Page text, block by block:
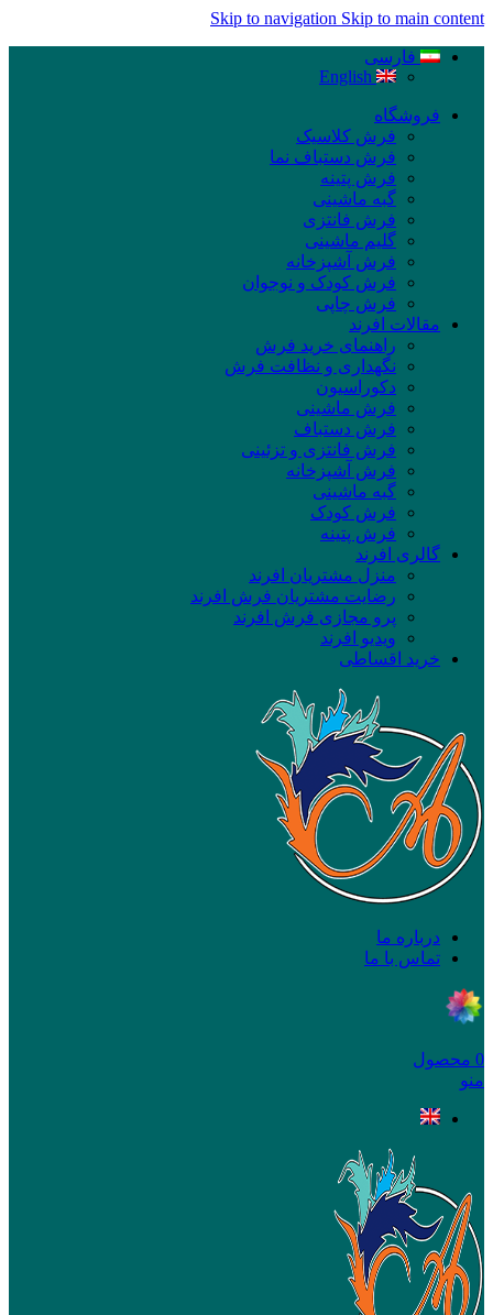
Skip to navigation Skip to main content
فارسی
English
فروشگاه
فرش کلاسیک
فرش دستباف نما
فرش پتینه
گبه ماشینی
فرش فانتزی
گلیم ماشینی
فرش آشپزخانه
فرش کودک و نوجوان
فرش چاپی
مقالات افرند
راهنمای خرید فرش
نگهداری و نظافت فرش
دکوراسیون
فرش ماشینی
فرش دستباف
فرش فانتزی و تزئینی
فرش آشپزخانه
گبه ماشینی
فرش کودک
فرش پتینه
گالری افرند
منزل مشتریان افرند
رضایت مشتریان فرش افرند
پرو مجازی فرش افرند
ویدیو افرند
خرید اقساطی
درباره ما
تماس با ما
0 محصول
منو